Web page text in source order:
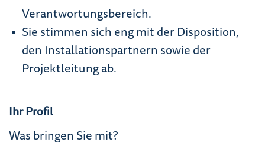
Verantwortungsbereich.
Sie stimmen sich eng mit der Disposition,
den Installationspartnern sowie der
Projektleitung ab.
Ihr Profil
Was bringen Sie mit?